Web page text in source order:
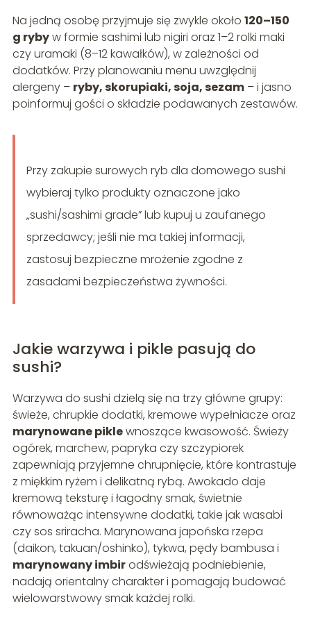
Na jedną osobę przyjmuje się zwykle około 120–150
g rybyw formie sashimi lub nigiri oraz 1–2 rolki maki
czy uramaki (8–12 kawałków), w zależności od
dodatków. Przy planowaniu menu uwzględnij
alergeny – ryby, skorupiaki, soja, sezam– i jasno
poinformuj gości o składzie podawanych zestawów.
Przy zakupie surowych ryb dla domowego sushi
wybieraj tylko produkty oznaczone jako
„sushi/sashimi grade” lub kupuj u zaufanego
sprzedawcy; jeśli nie ma takiej informacji,
zastosuj bezpieczne mrożenie zgodne z
zasadami bezpieczeństwa żywności.
Jakie warzywa i pikle pasują do
sushi?
Warzywa do sushi dzielą się na trzy główne grupy:
świeże, chrupkie dodatki, kremowe wypełniacze oraz
marynowane piklewnoszące kwasowość. Świeży
ogórek, marchew, papryka czy szczypiorek
zapewniają przyjemne chrupnięcie, które kontrastuje
z miękkim ryżem i delikatną rybą. Awokado daje
kremową teksturę i łagodny smak, świetnie
równoważąc intensywne dodatki, takie jak wasabi
czy sos sriracha. Marynowana japońska rzepa
(daikon, takuan/oshinko), tykwa, pędy bambusa i
marynowany imbirodświeżają podniebienie,
nadają orientalny charakter i pomagają budować
wielowarstwowy smak każdej rolki.